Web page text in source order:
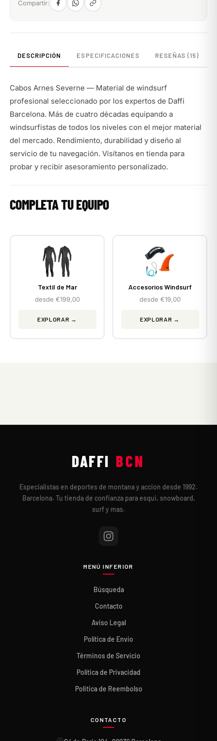
Compartir:
DESCRIPCIÓN ESPECIFICACIONES RESEÑAS (15)
Cabos Arnes Severne — Material de windsurf
profesional seleccionado por los expertos de Daffi
Barcelona. Más de cuatro décadas equipando a
windsurfistas de todos los niveles con el mejor material
del mercado. Rendimiento, durabilidad y diseño al
servicio de tu navegación. Visítanos en tienda para
probar y recibir asesoramiento personalizado.
COMPLETA TU EQUIPO
Textil de Mar
desde €199,00
EXPLORAR →
Accesorios Windsurf
desde €19,00
EXPLORAR →
DAFFI BCN
Especialistas en deportes de montana y accion desde 1992.
Barcelona. Tu tienda de confianza para esqui, snowboard,
surf y mas.
MENÚ INFERIOR
Búsqueda
Contacto
Aviso Legal
Política de Envio
Términos de Servicio
Política de Privacidad
Politica de Reembolso
CONTACTO